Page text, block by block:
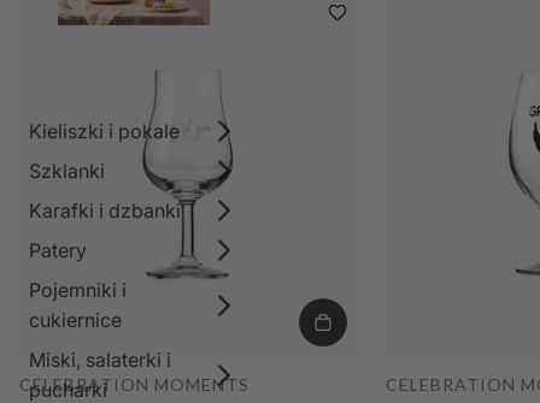
Kieliszki i pokale
Szklanki
Karafki i dzbanki
Patery
Pojemniki i
cukiernice
Miski, salaterki i
pucharki
CELEBRATION MOMENTS CELEBRATION